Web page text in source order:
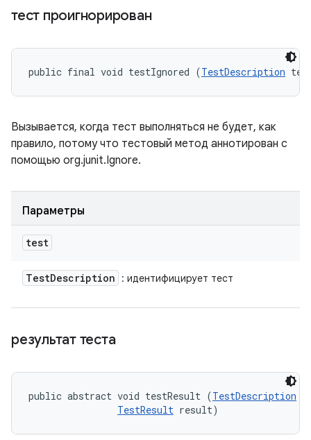
тест проигнорирован
public final void testIgnored (TestDescription
Вызывается, когда тест выполняться не будет, как
правило, потому что тестовый метод аннотирован с
помощью org.junit.Ignore.
Параметры
test
TestDescription : идентифицирует тест
результат теста
public abstract void testResult (TestDescription
TestResult result)